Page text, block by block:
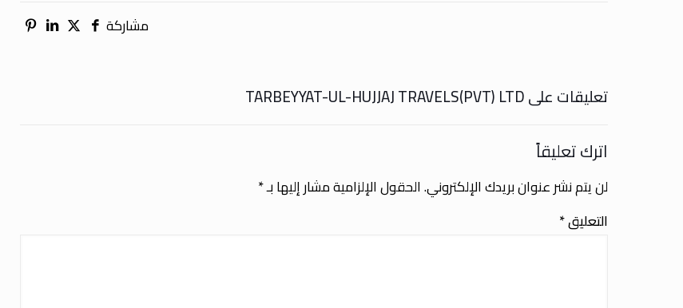
مشاركة
تعليقات على TARBEYYAT-UL-HUJJAJ TRAVELS(PVT) LTD
اترك تعليقاً
لن يتم نشر عنوان بريدك الإلكتروني.الحقول الإلزامية مشار إليها بـ*
التعليق*